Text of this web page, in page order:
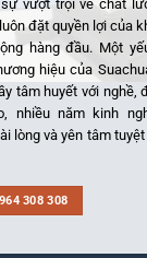
vượt trội về chất
đặt quyền lợi của
hàng đầu. Một
hiệu của
tâm huyết với nghề,
nhiều năm kinh
lòng và yên tâm
308 308